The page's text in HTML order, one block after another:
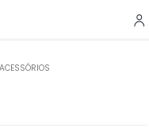
ACESSÓRIOS